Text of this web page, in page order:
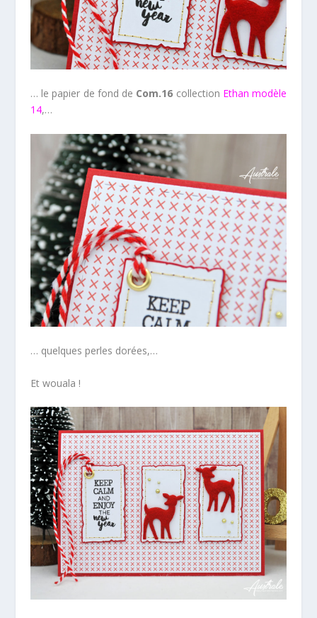
… le papier de fond de Com.16 collection Ethan modèle
14,…
… quelques perles dorées,…
Et wouala !